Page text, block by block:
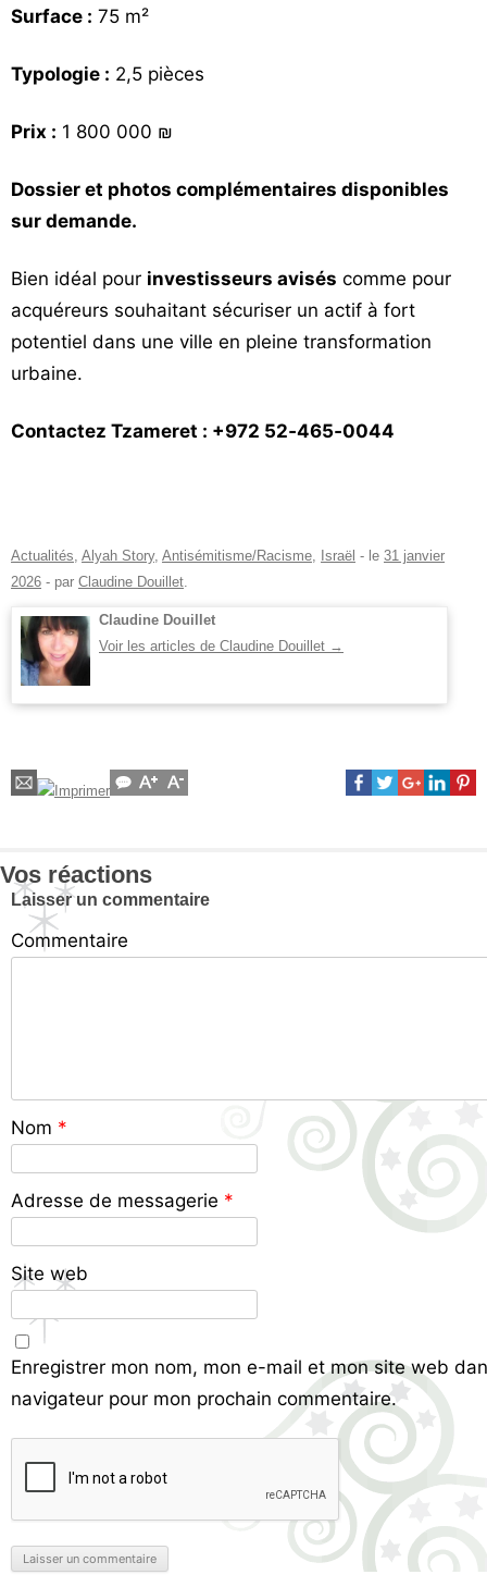
Surface : 75 m²
Typologie : 2,5 pièces
Prix : 1 800 000 ₪
Dossier et photos complémentaires disponibles
sur demande.
Bien idéal pour investisseurs avisés comme pour
acquéreurs souhaitant sécuriser un actif à fort
potentiel dans une ville en pleine transformation
urbaine.
Contactez Tzameret : ‪+972 52‑465‑0044‬
Actualités, Alyah Story, Antisémitisme/Racisme, Israël - le 31 janvier
2026 - par Claudine Douillet.
Claudine Douillet
Voir les articles de Claudine Douillet →
Vos réactions
Laisser un commentaire
Commentaire
Nom *
Adresse de messagerie *
Site web
Enregistrer mon nom, mon e-mail et mon site web
navigateur pour mon prochain commentaire.